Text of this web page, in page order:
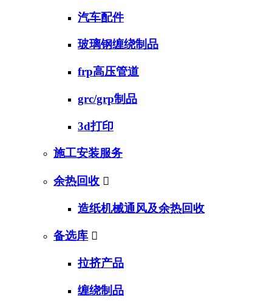
汽车配件
玻璃钢缠绕制品
frp高压管道
grc/grp制品
3d打印
施工安装服务
余热回收 
造纸机械通风及余热回收
备选库 
拉挤产品
缠绕制品